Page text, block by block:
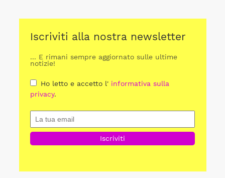
Iscriviti alla nostra newsletter
... E rimani sempre aggiornato sulle ultime
notizie!
Ho letto e accetto l' informativa sulla
privacy.